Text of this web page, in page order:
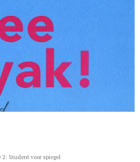
2: Student voor spiegel